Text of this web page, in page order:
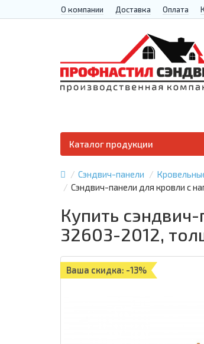
О компании Доставка Оплата
Каталог продукции
Сэндвич-панели
Сэндвич-панели для кровли с
Купить
32603-2012,
Ваша скидка: -13%